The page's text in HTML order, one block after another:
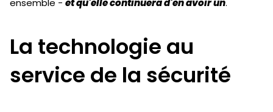
ensemble - et qu'elle continuera d'en avoir un.
La technologie au
service de la sécurité